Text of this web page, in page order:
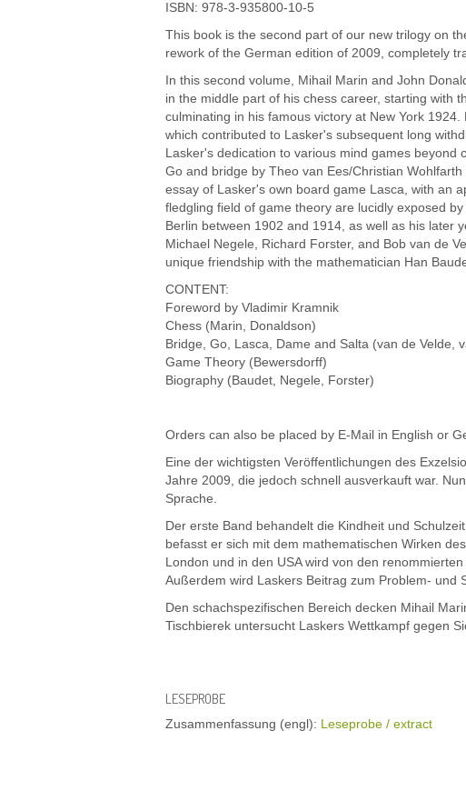
ISBN: 978-3-935800-10-5
This book is the second part of our new trilogy on
rework of the German edition of 2009, completely
In this second volume, Mihail Marin and John
in the middle part of his chess career, starting with
culminating in his famous victory at New York
which contributed to Lasker's subsequent long
Lasker's dedication to various mind games
Go and bridge by Theo van Ees/Christian
essay of Lasker's own board game Lasca, with an
fledgling field of game theory are lucidly exposed
Berlin between 1902 and 1914, as well as his later
Michael Negele, Richard Forster, and Bob van de
unique friendship with the mathematician Han
CONTENT:
Foreword by Vladimir Kramnik
Chess (Marin, Donaldson)
Bridge, Go, Lasca, Dame and Salta (van de Velde,
Game Theory (Bewersdorff)
Biography (Baudet, Negele, Forster)
Orders can also be placed by E-Mail in English or
Eine der wichtigsten Veröffentlichungen des
Jahre 2009, die jedoch schnell ausverkauft war.
Sprache.
Der erste Band behandelt die Kindheit und
befasst er sich mit dem mathematischen Wirken
London und in den USA wird von den
Außerdem wird Laskers Beitrag zum Problem- und
Den schachspezifischen Bereich decken Mihail
Tischbierek untersucht Laskers Wettkampf gegen
LESEPROBE
Zusammenfassung (engl): Leseprobe / extract